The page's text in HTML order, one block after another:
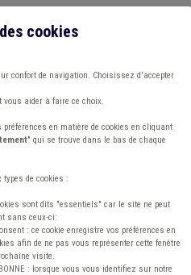
cookies
confort de navigation. Choisissez d'accepter
vous aider à faire ce choix.
en matière de cookies en cliquant
" qui se trouve dans le bas de chaque
de cookies :
sont dits "essentiels" car le site ne peut
sans ceux-ci:
: ce cookie enregistre vos préférences en
afin de ne pas vous représenter cette fenêtre
visite.
: lorsque vous vous identifiez sur notre